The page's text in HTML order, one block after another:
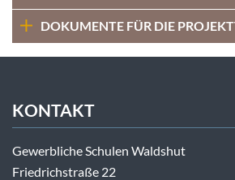
DOKUMENTE FÜR DIE
KONTAKT
Gewerbliche Schulen Waldshut
Friedrichstraße 22